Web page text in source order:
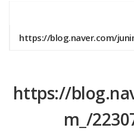
https://blog.naver.com/
https://
m_/